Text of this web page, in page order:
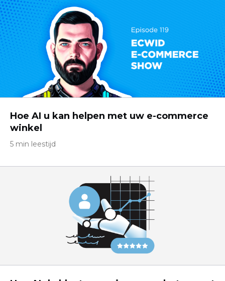
Hoe AI u kan helpen met uw e-commerce
winkel
5 min leestijd